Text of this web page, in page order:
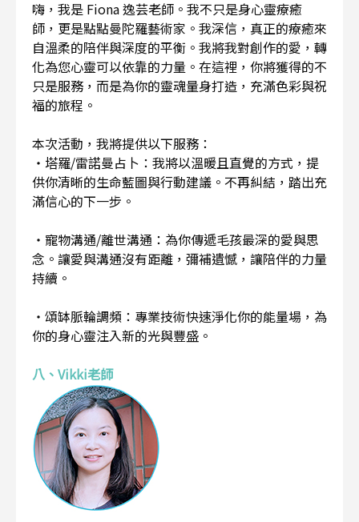
嗨，我是 Fiona 逸芸老師。我不只是身心靈療癒
師，更是點點曼陀羅藝術家。我深信，真正的療癒來
自溫柔的陪伴與深度的平衡。我將我對創作的愛，轉
化為您心靈可以依靠的力量。在這裡，你將獲得的不
只是服務，而是為你的靈魂量身打造，充滿色彩與祝
福的旅程。
本次活動，我將提供以下服務：
・塔羅/雷諾曼占卜：我將以溫暖且直覺的方式，提
供你清晰的生命藍圖與行動建議。不再糾結，踏出充
滿信心的下一步。
・寵物溝通/離世溝通：為你傳遞毛孩最深的愛與思
念。讓愛與溝通沒有距離，彌補遺憾，讓陪伴的力量
持續。
・頌缽脈輪調頻：專業技術快速淨化你的能量場，為
你的身心靈注入新的光與豐盛。
八、Vikki老師